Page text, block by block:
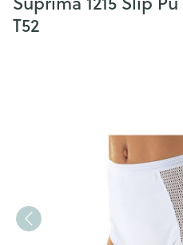
T52